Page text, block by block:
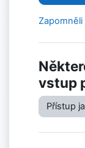
vstup
Přístup